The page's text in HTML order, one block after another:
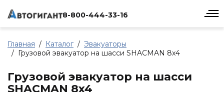
8-800-444-33-16
Главная Каталог
Эвакуаторы
Грузовой эвакуатор на шасси SHACMAN 8x4
Грузовой эвакуатор на шасси
SHACMAN 8x4